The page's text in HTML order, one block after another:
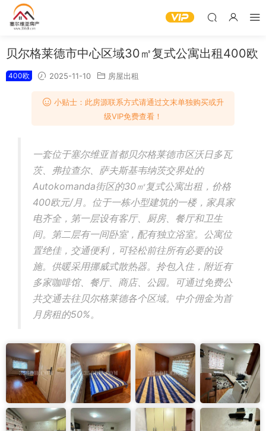
贝尔格莱德市中心区域30㎡复式公寓出租400欧
400欧 2025-11-10 房屋出租
小贴士：此房源联系方式请通过文末单独购买或升
级VIP免费查看！
一套位于塞尔维亚首都贝尔格莱德市区沃日多瓦
茨、弗拉查尔、萨夫斯基韦纳茨交界处的
Autokomanda街区的30㎡复式公寓出租，价格
400欧元/月。位于一栋小型建筑的一楼，家具家
电齐全，第一层设有客厅、厨房、餐厅和卫生
间。第二层有一间卧室，配有独立浴室。公寓位
置绝佳，交通便利，可轻松前往所有必要的设
施。供暖采用挪威式散热器。拎包入住，附近有
多家咖啡馆、餐厅、商店、公园。可通过免费公
共交通去往贝尔格莱德各个区域。中介佣金为首
月房租的50%。